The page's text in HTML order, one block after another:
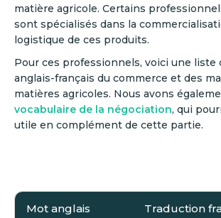
matière agricole. Certains
sont spécialisés dans la
logistique de ces produits.
Pour ces professionnels, voici une liste
anglais-français du commerce et des
matières agricoles. Nous avons
vocabulaire de la négociation, qui
utile en complément de cette partie.
Mot anglais Traduction